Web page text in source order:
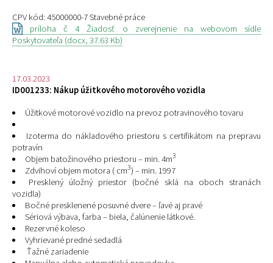
CPV kód: 45000000-7 Stavebné práce
príloha č 4 Žiadosť o zverejnenie na webovom sídle
Poskytovateľa (docx, 37.63 Kb)
17.03.2023
ID001233: Nákup úžitkového motorového vozidla
Úžitkové motorové vozidlo na prevoz potravinového tovaru
Izoterma do nákladového priestoru s certifikátom na prepravu
potravín
Objem batožinového priestoru – min. 4m3
Zdvihoví objem motora ( cm3) – min. 1997
Presklený úložný priestor (bočné sklá na oboch stranách
vozidla)
Bočné presklenené posuvné dvere – ľavé aj pravé
Sériová výbava, farba – biela, čalúnenie látkové.
Rezervné koleso
Vyhrievané predné sedadlá
Ťažné zariadenie